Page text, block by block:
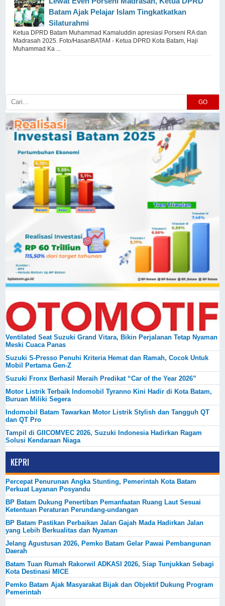
Batam Ajak Pelajar Islam Tingkatkatkan
Silaturahmi
Ketua DPRD Batam Muhammad Kamaluddin apresiasi Porseni RA dan
Madrasah 2025. Foto/HasanBATAM - Ketua DPRD Kota Batam, Haji
Muhammad Ka ...
GO
Ventilated Seat Suzuki Grand Vitara, Bikin Perjalanan Tetap Nyaman
Meski Cuaca Panas
Suzuki S-Presso Penuhi Kriteria Hemat dan Ramah, Cocok Untuk
Mobil Pertama Gen-Z
Suzuki Fronx Berhasil Meraih Predikat “Car of the Year 2026”
Motor Listrik Terbaik Indomobil Tyranno Kini Hadir di Kota Batam,
Buruan Miliki Segera
Indomobil Batam Tawarkan Motor Listrik Stylish dan Tangguh QT
dan QT Pro
Tampil di GIICOMVEC 2026, Suzuki Indonesia Hadirkan Ragam
Solusi Kendaraan Niaga
KEPRI
Percepat Penurunan Angka Stunting, Pemerintah Kota Batam
Perkuat Layanan Posyandu
BP Batam Dukung Penertiban Pemanfaatan Ruang Laut Sesuai
Ketentuan Peraturan Perundang-undangan
BP Batam Pastikan Perbaikan Jalan Gajah Mada Hadirkan Jalan
yang Lebih Berkualitas dan Nyaman
Jelang Agustusan 2026, Pemko Batam Gelar Pawai Pembangunan
Daerah
Batam Tuan Rumah Rakorwil ADKASI 2026, Siap Tunjukkan Sebagi
Kota Destinasi MICE
Pemko Batam Ajak Masyarakat Bijak dan Objektif Dukung Program
Pemerintah